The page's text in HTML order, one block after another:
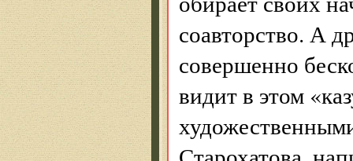
соавторство. А
совершенно
видит в этом